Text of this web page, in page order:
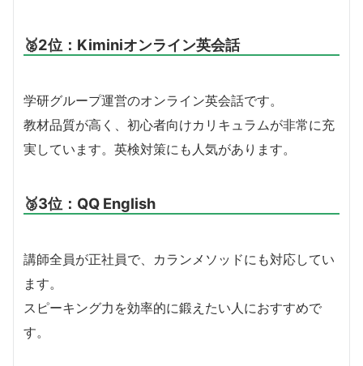
🥈2位：Kiminiオンライン英会話
学研グループ運営のオンライン英会話です。
教材品質が高く、初心者向けカリキュラムが非常に充
実しています。英検対策にも人気があります。
🥉3位：QQ English
講師全員が正社員で、カランメソッドにも対応してい
ます。
スピーキング力を効率的に鍛えたい人におすすめで
す。